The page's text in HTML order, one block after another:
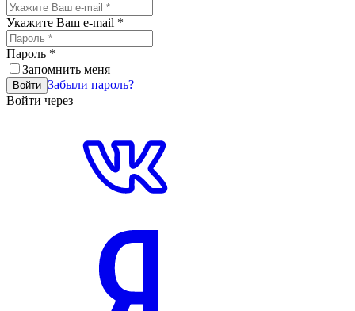
Укажите Ваш e-mail *
Пароль *
Запомнить меня
Войти Забыли пароль?
Войти через